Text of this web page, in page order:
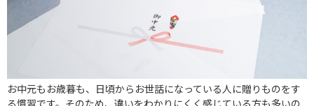
お中元もお歳暮も、日頃からお世話になっている人に贈りものをす
る慣習です。そのため、違いをわかりにくく感じている方も多いの